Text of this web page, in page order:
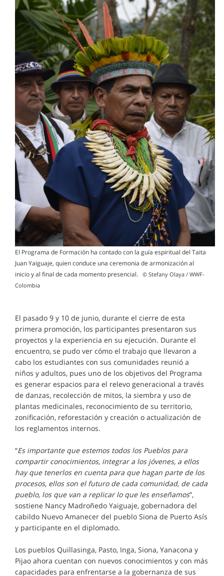
El Programa de Formación ha contado con la guía espiritual del Taita
Juan Yaiguaje, quien conduce una ceremonia de armonización al
inicio y al final de cada momento presencial.
© Stefany Olaya / WWF-
Colombia
El pasado 9 y 10 de junio, durante el cierre de esta
primera promoción, los participantes presentaron sus
proyectos y la experiencia en su ejecución. Durante el
encuentro, se pudo ver cómo el trabajo que llevaron a
cabo los estudiantes con sus comunidades reunió a
niños y adultos, pues uno de los objetivos del Programa
es generar espacios para el relevo generacional a través
de danzas, recolección de mitos, la siembra y uso de
plantas medicinales, reconocimiento de su territorio,
zonificación, reforestación y creación o actualización de
los reglamentos internos.
“Es importante que estemos todos los Pueblos para
compartir conocimientos, integrar a los jóvenes, a ellos
hay que tenerlos en cuenta para que hagan parte de los
procesos, ellos son el futuro de cada comunidad, de cada
pueblo, los que van a replicar lo que les enseñamos”,
sostiene Nancy Madroñedo Yaiguaje, gobernadora del
cabildo Nuevo Amanecer del pueblo Siona de Puerto Asís
y participante en el diplomado.
Los pueblos Quillasinga, Pasto, Inga, Siona, Yanacona y
Pijao ahora cuentan con nuevos conocimientos y con más
capacidades para enfrentarse a la gobernanza de sus